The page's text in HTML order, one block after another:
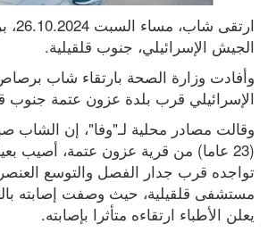
الجيش الإسرائيلي، جنوب قلقيلية.
الإسرائيلي قرب بلدة عزون عتمة جنوب
يعلن الأطباء ارتقاءه متأثرا بإصابته.